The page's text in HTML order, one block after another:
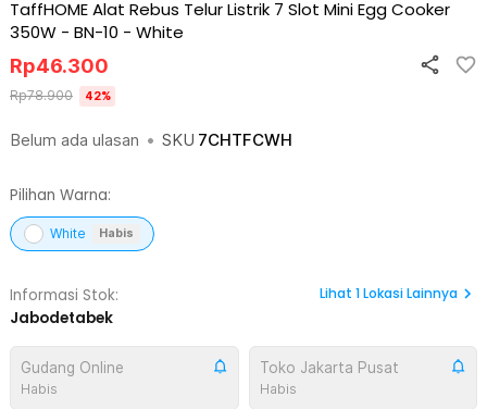
TaffHOME Alat Rebus Telur Listrik 7 Slot Mini Egg Cooker
350W - BN-10 - White
Belum ada ulasan • SKU 7CHTFCWH
Rp46.300
Rp78.900 42%
Pilihan Warna:
White Habis
Informasi Stok:
Jabodetabek
Lihat 1Lokasi Lainnya
Gudang Online
Habis
Toko Jakarta Pusat
Habis